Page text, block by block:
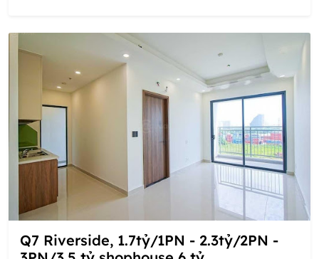
Q7 Riverside, 1.7tỷ/1PN - 2.3tỷ/2PN -